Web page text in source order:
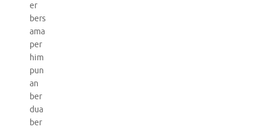
er
bers
ama
per
him
pun
an
ber
dua
ber